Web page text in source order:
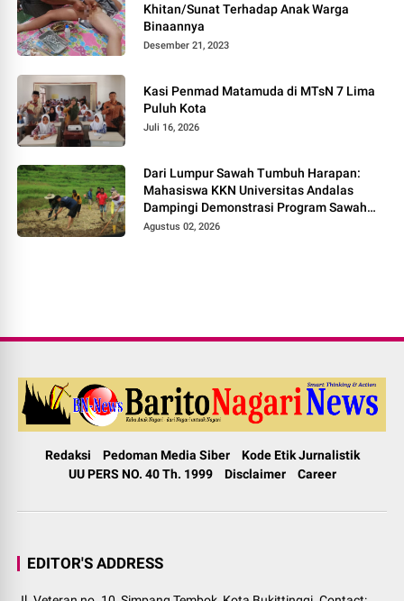
Khitan/Sunat Terhadap Anak Warga
Binaannya
Desember 21, 2023
Kasi Penmad Matamuda di MTsN 7 Lima
Puluh Kota
Juli 16, 2026
Dari Lumpur Sawah Tumbuh Harapan:
Mahasiswa KKN Universitas Andalas
Dampingi Demonstrasi Program Sawah
Pokok Murah di Jorong Bayua
Agustus 02, 2026
Redaksi Pedoman Media Siber
Kode Etik Jurnalistik
UU PERS NO. 40 Th. 1999
Disclaimer Career
EDITOR'S ADDRESS